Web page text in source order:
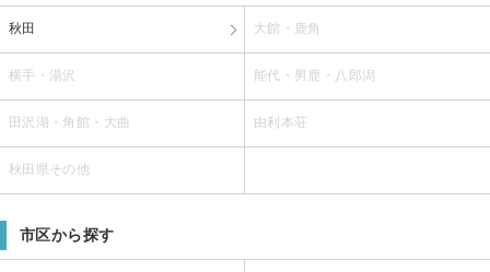
秋田 大館・鹿角
横手・湯沢 能代・男鹿・八郎潟
田沢湖・角館・大曲 由利本荘
秋田県その他
市区から探す